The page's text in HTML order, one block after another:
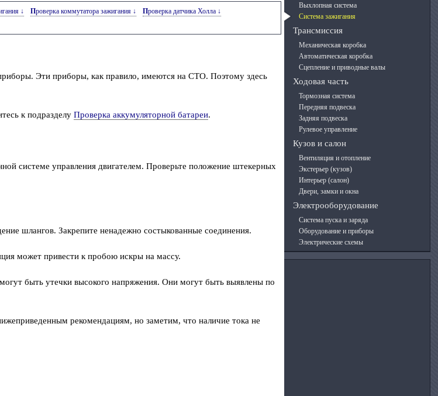
↓ Проверка коммутатора зажигания ↓
Проверка датчика Холла ↓
Эти приборы, как правило, имеются на СТО. Поэтому здесь
к подразделуПроверка аккумуляторной батареи.
системе управления двигателем. Проверьте положение штекерных
шлангов. Закрепите ненадежно состыкованные соединения.
может привести к пробою искры на массу.
быть утечки высокого напряжения. Они могут быть выявлены по
рекомендациям, но заметим, что наличие тока не
Выхлопная система
Система зажигания
Трансмиссия
Механическая коробка
Автоматическая коробка
Сцепление и приводные валы
Ходовая часть
Тормозная система
Передняя подвеска
Задняя подвеска
Рулевое управление
Кузов и салон
Вентиляция и отопление
Экстерьер (кузов)
Интерьер (салон)
Двери, замки и окна
Электрооборудование
Система пуска и заряда
Оборудование и приборы
Электрические схемы